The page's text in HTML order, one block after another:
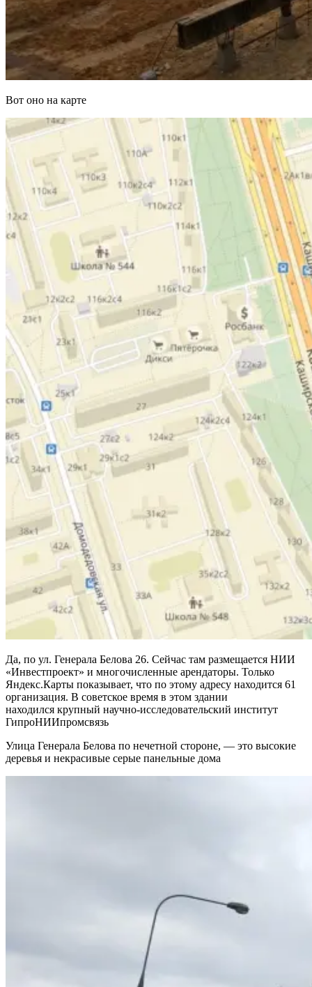
Вот оно на карте
Да, по ул. Генерала Белова 26. Сейчас там размещается НИИ
«Инвестпроект» и многочисленные арендаторы. Только
Яндекс.Карты показывает, что по этому адресу находится 61
организация. В советское время в этом здании
находился крупный научно-исследовательский институт
ГипроНИИпромсвязь
Улица Генерала Белова по нечетной стороне, — это высокие
деревья и некрасивые серые панельные дома